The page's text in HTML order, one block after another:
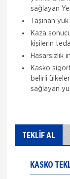
sağlayan
Taşınan
Kaza
kişilerin
Kasko
belirli
sağlayan
TEKLİF AL
KASKO